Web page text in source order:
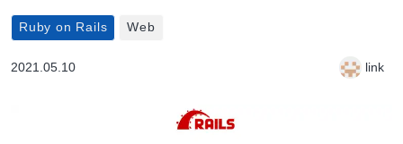
Ruby on Rails Web
2021.05.10 link